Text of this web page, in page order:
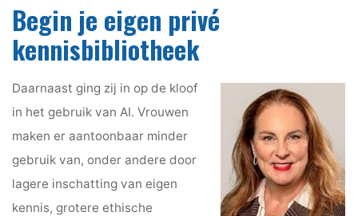
Begin je eigen privé
kennisbibliotheek
Daarnaast ging zij in op de kloof
in het gebruik van AI. Vrouwen
maken er aantoonbaar minder
gebruik van, onder andere door
lagere inschatting van eigen
kennis, grotere ethische